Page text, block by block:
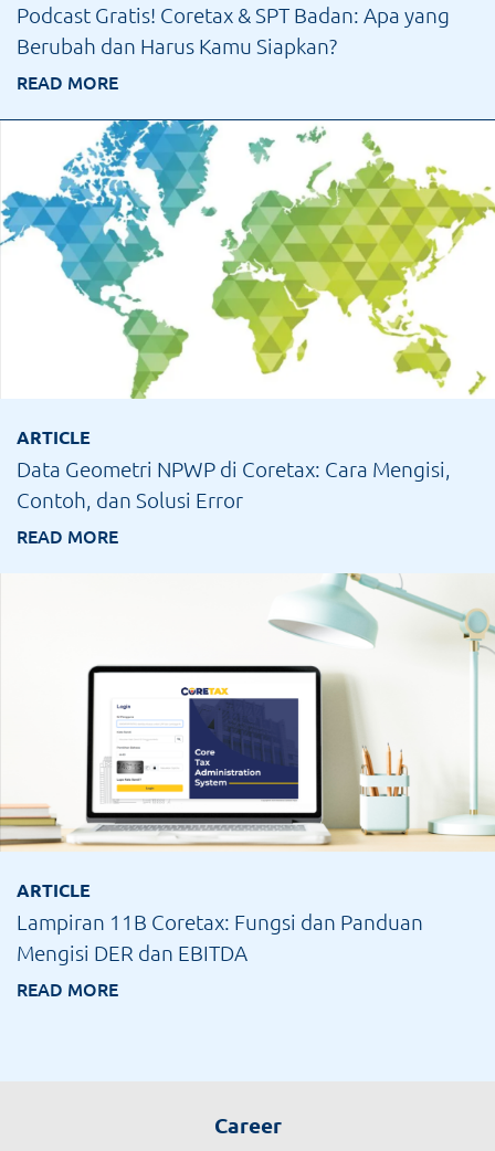
Podcast Gratis! Coretax & SPT Badan: Apa yang
Berubah dan Harus Kamu Siapkan?
READ MORE
ARTICLE
Data Geometri NPWP di Coretax: Cara Mengisi,
Contoh, dan Solusi Error
READ MORE
ARTICLE
Lampiran 11B Coretax: Fungsi dan Panduan
Mengisi DER dan EBITDA
READ MORE
Career